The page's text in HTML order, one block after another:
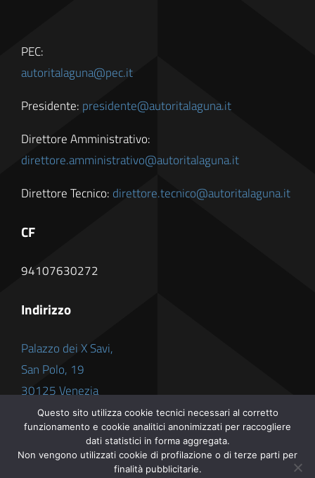
PEC:
autoritalaguna@pec.it
Presidente: presidente@autoritalaguna.it
Direttore Amministrativo:
direttore.amministrativo@autoritalaguna.it
Direttore Tecnico: direttore.tecnico@autoritalaguna.it
CF
94107630272
Indirizzo
Palazzo dei X Savi,
San Polo, 19
30125 Venezia
Autorità Laguna• All Rights Reserved •
Questo sito utilizza cookie tecnici necessari al corretto
funzionamento e cookie analitici anonimizzati per raccogliere
dati statistici in forma aggregata.
Non vengono utilizzati cookie di profilazione o di terze parti per
finalità pubblicitarie.